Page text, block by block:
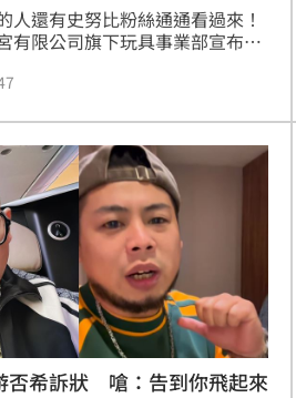
人還有史努比粉絲通通看過來！
有限公司旗下玩具事業部宣布，
一番賞「史努比 -HAPPY AND
證店正式發售，更是第一款台灣
比一番賞！
否希訴狀 嗆：告到你飛起來